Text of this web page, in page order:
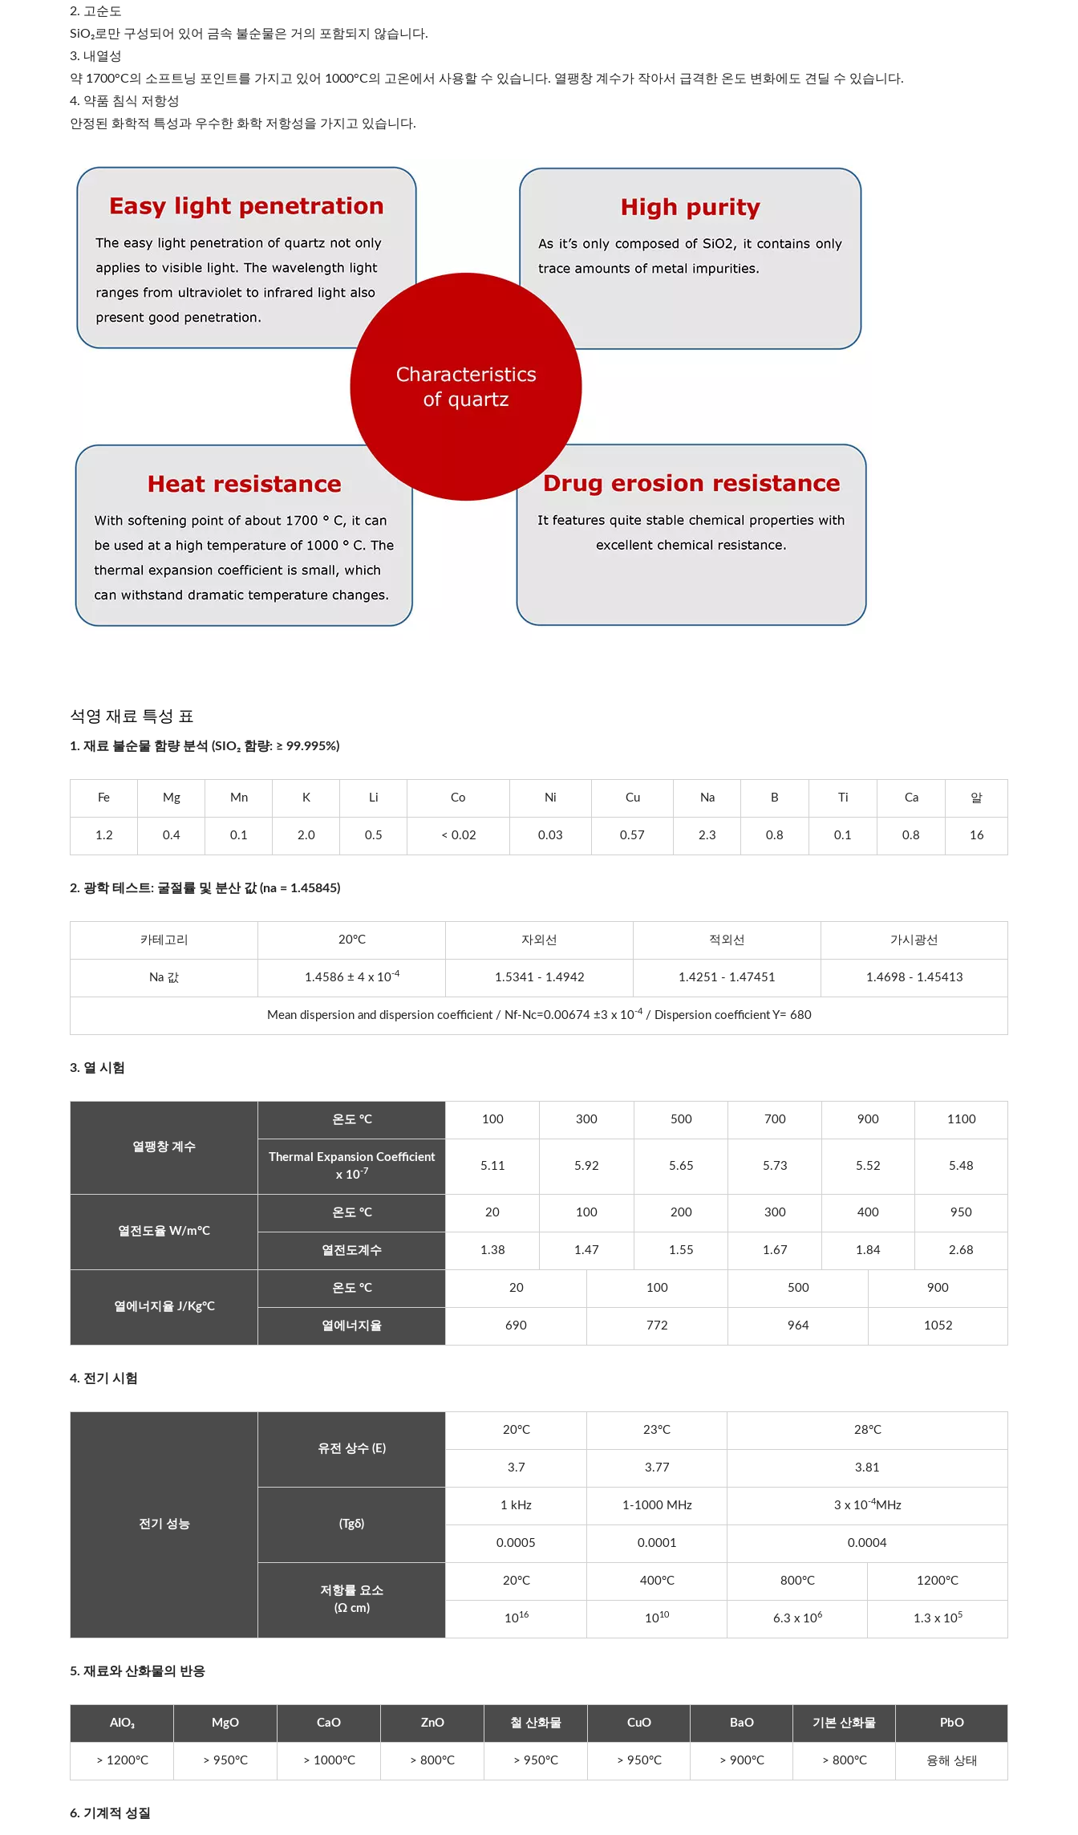
2. 고순도
SiO₂로만 구성되어 있어 금속 불순물은 거의 포함되지 않습니다.
3. 내열성
약 1700°C의 소프트닝 포인트를 가지고 있어 1000°C의 고온에서 사용할 수 있습니다. 열팽창 계수가 작아서 급격한 온도 변화에도 견딜 수 있습니다.
4. 약품 침식 저항성
안정된 화학적 특성과 우수한 화학 저항성을 가지고 있습니다.
석영 재료 특성 표
1. 재료 불순물 함량 분석 (SIO₂ 함량: ≥ 99.995%)
Fe Mg Mn K Li Co Ni Cu Na B Ti Ca 알
1.2 0.4 0.1 2.0 0.5 < 0.02 0.03 0.57 2.3 0.8 0.1 0.8 16
2. 광학 테스트: 굴절률 및 분산 값 (na = 1.45845)
카테고리 20°C 자외선 적외선 가시광선
Na 값 1.4586 ± 4 x 10-4 1.5341 - 1.4942 1.4251 - 1.47451 1.4698 - 1.45413
Mean dispersion and dispersion coefficient / Nf-Nc=0.00674 ±3 x 10-4/ Dispersion coefficient Y= 680
3. 열 시험
열팽창 계수
온도 °C 100 300 500 700 900 1100
Thermal Expansion Coefficient
x 10-7 5.11 5.92 5.65 5.73 5.52 5.48
열전도율 W/m°C
온도 °C 20 100 200 300 400 950
열전도계수 1.38 1.47 1.55 1.67 1.84 2.68
열에너지율 J/Kg°C
온도 °C 20 100 500 900
열에너지율 690 772 964 1052
4. 전기 시험
전기 성능
유전 상수 (E)
20°C 23°C 28°C
3.7 3.77 3.81
(Tgδ)
1 kHz 1-1000 MHz 3 x 10-4MHz
0.0005 0.0001 0.0004
저항률 요소
(Ω cm)
20°C 400°C 800°C 1200°C
1016 1010 6.3 x 106 1.3 x 105
5. 재료와 산화물의 반응
AIO₃ MgO CaO ZnO 철 산화물 CuO BaO 기본 산화물 PbO
> 1200°C > 950°C > 1000°C > 800°C > 950°C > 950°C > 900°C > 800°C 융해 상태
6. 기계적 성질